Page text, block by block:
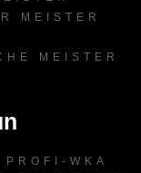
MEISTER
MEISTER
WKA